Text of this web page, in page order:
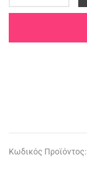
Κωδικός Προϊόντος: